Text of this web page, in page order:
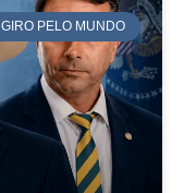
GIRO PELO MUNDO